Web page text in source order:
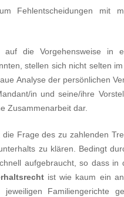
Fehlentscheidungen mit
auf die Vorgehensweise in
stellen sich nicht selten
Analyse der persönlichen
in und seine/ihre
Zusammenarbeit dar.
Frage des zu zahlenden
zu klären. Bedingt
aufgebraucht, so dass
ist wie kaum ein
Familiengerichte